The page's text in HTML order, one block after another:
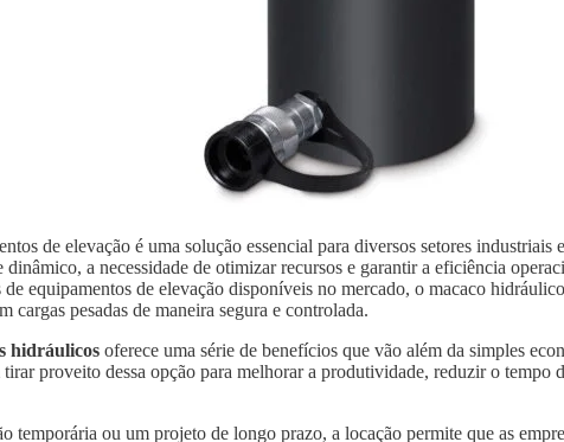
de elevação é uma solução essencial para diversos setores
a necessidade de otimizar recursos e garantir a eficiência
equipamentos de elevação disponíveis no mercado, o macaco
cargas pesadas de maneira segura e controlada.
hidráulicos oferece uma série de benefícios que vão além da simples
proveito dessa opção para melhorar a produtividade, reduzir o tempo
temporária ou um projeto de longo prazo, a locação permite que as